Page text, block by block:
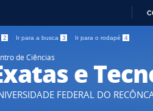
2 Ir para a busca 3 Ir para o rodapé 4
de Ciências e
FEDERAL DO